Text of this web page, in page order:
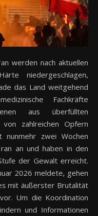
niedergeschlagen,
das Land weitgehend
Fachkräfte
aus überfüllten
zahlreichen Opfern
nunmehr zwei Wochen
an und haben in den
der Gewalt erreicht.
2026 meldete, gehen
mit äußerster Brutalität
Um die Koordination
und Informationen